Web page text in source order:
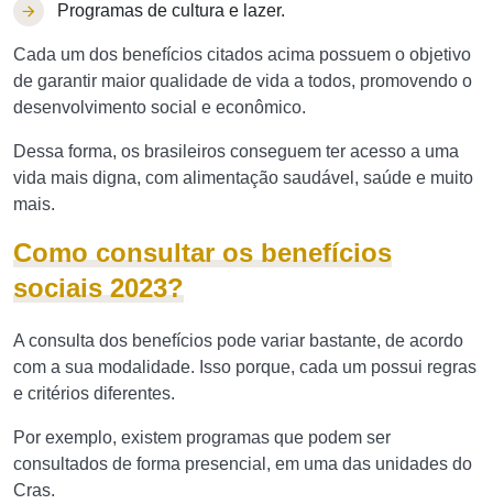
Programas de cultura e lazer.
Cada um dos benefícios citados acima possuem o objetivo
de garantir maior qualidade de vida a todos, promovendo o
desenvolvimento social e econômico.
Dessa forma, os brasileiros conseguem ter acesso a uma
vida mais digna, com alimentação saudável, saúde e muito
mais.
Como consultar os benefícios
sociais 2023?
A consulta dos benefícios pode variar bastante, de acordo
com a sua modalidade. Isso porque, cada um possui regras
e critérios diferentes.
Por exemplo, existem programas que podem ser
consultados de forma presencial, em uma das unidades do
Cras.